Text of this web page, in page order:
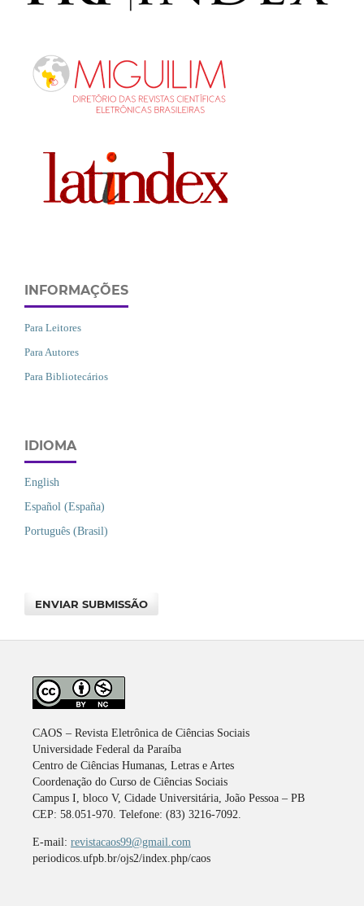
INFORMAÇÕES
Para Leitores
Para Autores
Para Bibliotecários
IDIOMA
English
Español (España)
Português (Brasil)
ENVIAR SUBMISSÃO
CAOS – Revista Eletrônica de Ciências Sociais
Universidade Federal da Paraíba
Centro de Ciências Humanas, Letras e Artes
Coordenação do Curso de Ciências Sociais
Campus I, bloco V, Cidade Universitária, João Pessoa – PB
CEP: 58.051-970. Telefone: (83) 3216-7092.
E-mail: revistacaos99@gmail.com
periodicos.ufpb.br/ojs2/index.php/caos